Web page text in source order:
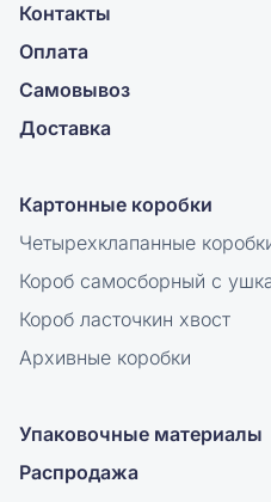
Контакты
Оплата
Самовывоз
Доставка
Картонные коробки
Четырехклапанные
Короб самосборный с
Короб ласточкин хвост
Архивные коробки
Упаковочные материалы
Распродажа